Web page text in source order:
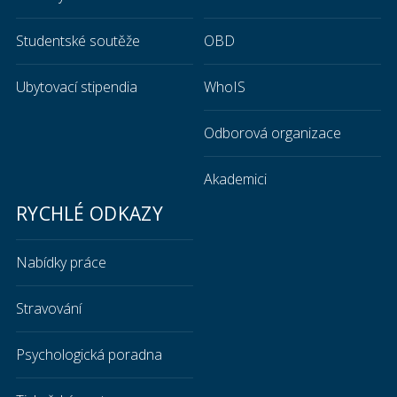
Studentské soutěže
Ubytovací stipendia
OBD
WhoIS
Odborová organizace
Akademici
RYCHLÉ ODKAZY
Nabídky práce
Stravování
Psychologická poradna